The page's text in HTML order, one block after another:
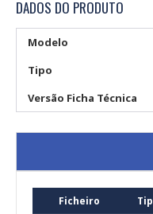
DADOS DO PRODUTO
Modelo
Tipo
Versão Ficha Técnica
Ficheiro